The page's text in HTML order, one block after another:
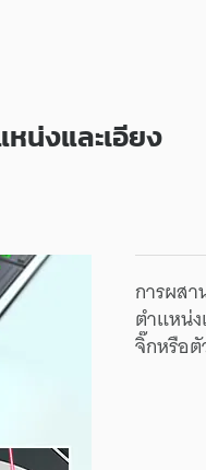
น่งและเอียง
การผสา
ตำแหน่ง
จิ๊กหรือ